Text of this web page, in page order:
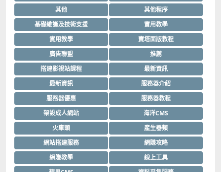
其他
其他程序
基礎維護及技術支援
實用教學
實用教學
寶塔面版教程
廣告聯盟
推薦
搭建影視站課程
最新資訊
最新資訊
服務器介紹
服務器優惠
服務器教程
架設成人網站
海洋CMS
火車頭
產生器類
網站搭建服務
網賺攻略
網賺教學
線上工具